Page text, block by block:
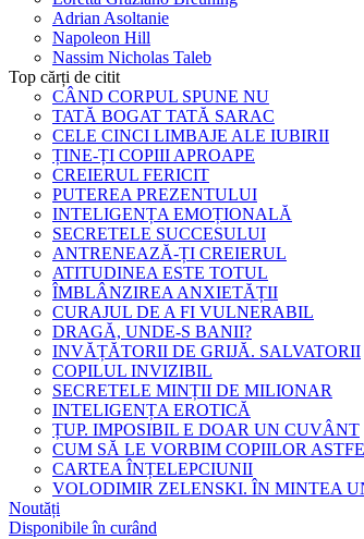
Adrian Asoltanie
Napoleon Hill
Nassim Nicholas Taleb
Top cărți de citit
CÂND CORPUL SPUNE NU
TATĂ BOGAT TATĂ SARAC
CELE CINCI LIMBAJE ALE IUBIRII
ȚINE-ȚI COPIII APROAPE
CREIERUL FERICIT
PUTEREA PREZENTULUI
INTELIGENȚA EMOȚIONALĂ
SECRETELE SUCCESULUI
ANTRENEAZĂ-ȚI CREIERUL
ATITUDINEA ESTE TOTUL
ÎMBLÂNZIREA ANXIETĂȚII
CURAJUL DE A FI VULNERABIL
DRAGĂ, UNDE-S BANII?
INVĂȚĂTORII DE GRIJĂ. SALVATORII
COPILUL INVIZIBIL
SECRETELE MINȚII DE MILIONAR
INTELIGENȚA EROTICĂ
ȚUP. IMPOSIBIL E DOAR UN CUVÂNT
CUM SĂ LE VORBIM COPIILOR
CARTEA ÎNȚELEPCIUNII
VOLODIMIR ZELENSKI. ÎN MINTEA
Noutăți
Disponibile în curând